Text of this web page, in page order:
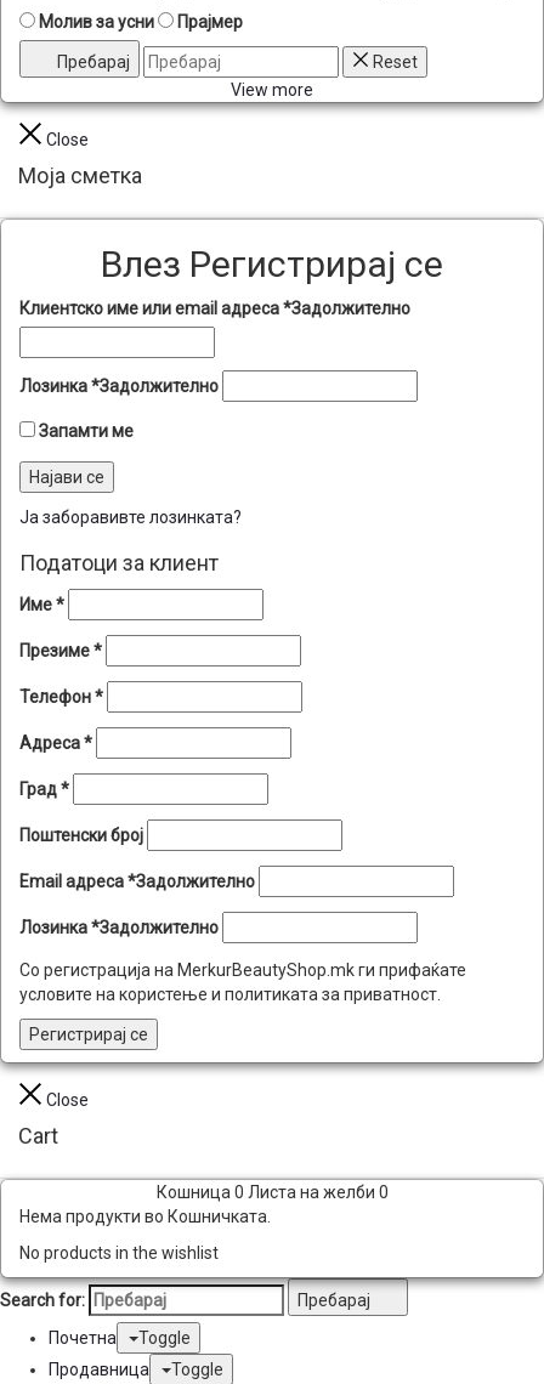
Молив за усни
Прајмер
Пребарај
Reset
View more
Close
Моја сметка
Влез Регистрирај се
Клиентско име или email адреса*Задолжително
Лозинка*Задолжително
Запамти ме
Најави се
Ја заборавивте лозинката?
Податоци за клиент
Име*
Презиме*
Телефон*
Адреса*
Град*
Поштенски број
Email адреса*Задолжително
Лозинка*Задолжително
Со регистрација на MerkurBeautyShop.mk ги прифаќате
условите на користење и политиката за приватност.
Регистрирај се
Close
Cart
Кошница 0 Листа на желби 0
Нема продукти во Кошничката.
No products in the wishlist
Search for:
Пребарај
Почетна
Toggle
Продавница
Toggle